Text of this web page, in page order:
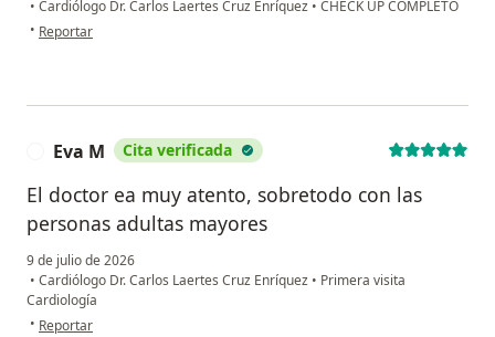
• Cardiólogo Dr. Carlos Laertes Cruz Enríquez • CHECK UP COMPLETO
• en opinión del usuario F H P
Reportar
Eva M Cita verificada
El doctor ea muy atento, sobretodo con las
personas adultas mayores
9 de julio de 2026
• Cardiólogo Dr. Carlos Laertes Cruz Enríquez • Primera visita
Cardiología
• en opinión del usuario Eva M
Reportar